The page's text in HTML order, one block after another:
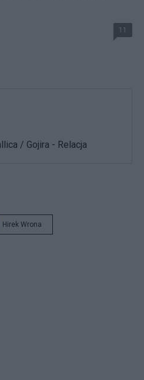
11
/ Gojira - Relacja
Hirek Wrona